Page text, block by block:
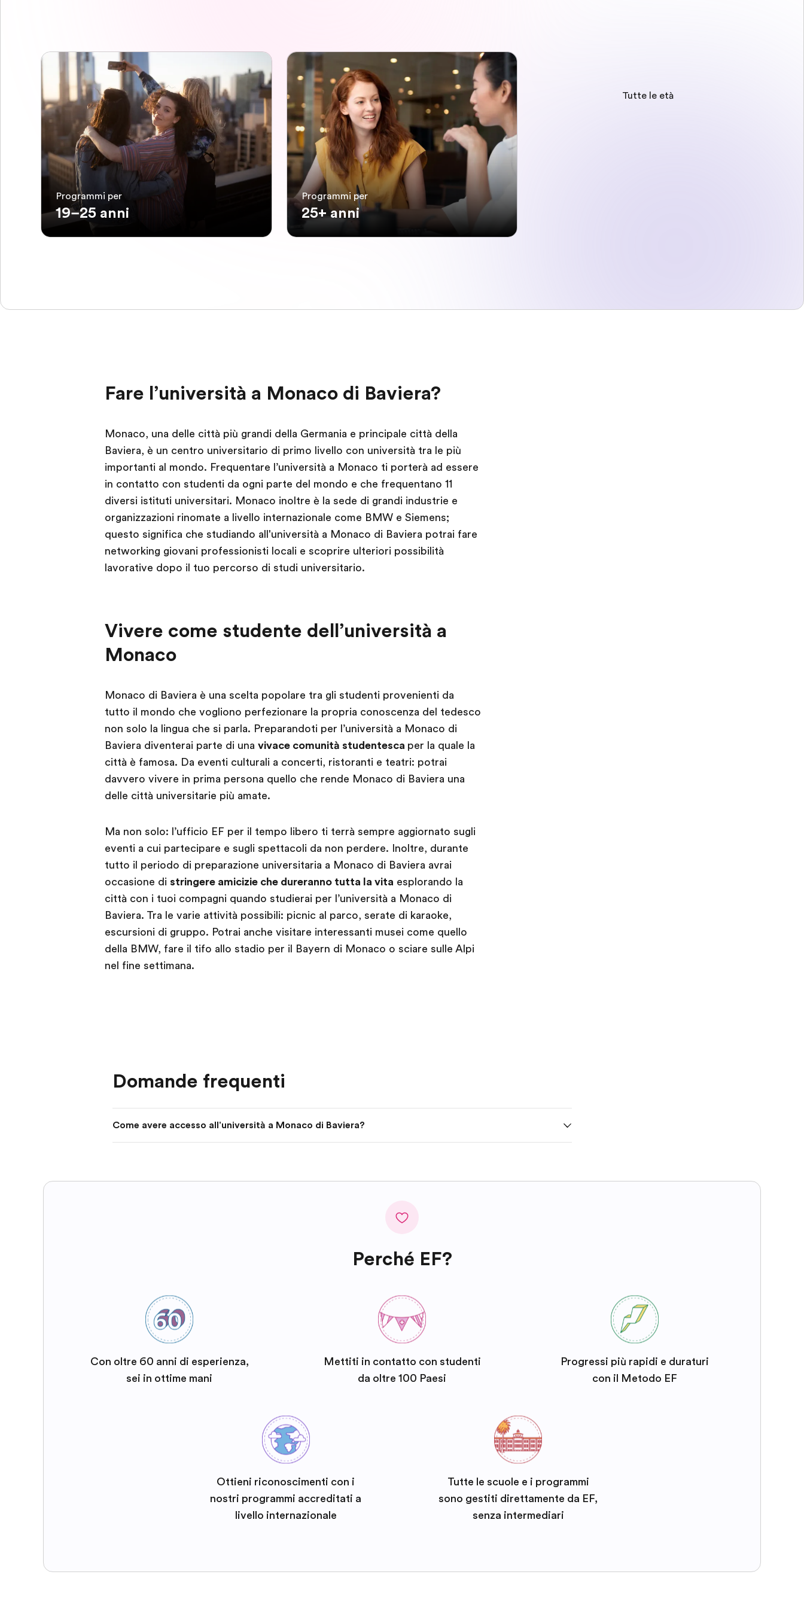
Programmi per
19–25 anni
Programmi per
25+ anni
Tutte le età
Fare l’università a Monaco di Baviera?
Monaco, una delle città più grandi della Germania e principale città della
Baviera, è un centro universitario di primo livello con università tra le più
importanti al mondo. Frequentare l’università a Monaco ti porterà ad essere
in contatto con studenti da ogni parte del mondo e che frequentano 11
diversi istituti universitari. Monaco inoltre è la sede di grandi industrie e
organizzazioni rinomate a livello internazionale come BMW e Siemens;
questo significa che studiando all'università a Monaco di Baviera potrai fare
networking giovani professionisti locali e scoprire ulteriori possibilità
lavorative dopo il tuo percorso di studi universitario.
Vivere come studente dell’università a
Monaco
Monaco di Baviera è una scelta popolare tra gli studenti provenienti da
tutto il mondo che vogliono perfezionare la propria conoscenza del tedesco
non solo la lingua che si parla. Preparandoti per l’università a Monaco di
Baviera diventerai parte di una vivace comunità studentesca per la quale la
città è famosa. Da eventi culturali a concerti, ristoranti e teatri: potrai
davvero vivere in prima persona quello che rende Monaco di Baviera una
delle città universitarie più amate.
Ma non solo: l’ufficio EF per il tempo libero ti terrà sempre aggiornato sugli
eventi a cui partecipare e sugli spettacoli da non perdere. Inoltre, durante
tutto il periodo di preparazione universitaria a Monaco di Baviera avrai
occasione di stringere amicizie che dureranno tutta la vita esplorando la
città con i tuoi compagni quando studierai per l’università a Monaco di
Baviera. Tra le varie attività possibili: picnic al parco, serate di karaoke,
escursioni di gruppo. Potrai anche visitare interessanti musei come quello
della BMW, fare il tifo allo stadio per il Bayern di Monaco o sciare sulle Alpi
nel fine settimana.
Domande frequenti
Come avere accesso all'università a Monaco di Baviera?
Perché EF?
Con oltre 60 anni di esperienza,
sei in ottime mani
Mettiti in contatto con studenti
da oltre 100 Paesi
Progressi più rapidi e duraturi
con il Metodo EF
Ottieni riconoscimenti con i
nostri programmi accreditati a
livello internazionale
Tutte le scuole e i programmi
sono gestiti direttamente da EF,
senza intermediari